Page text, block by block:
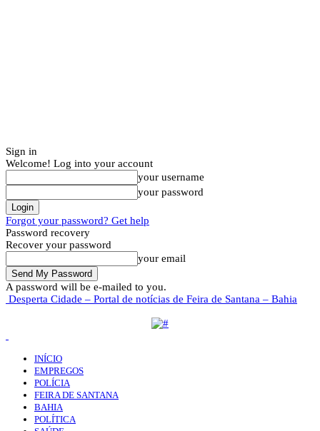
Sign in
Welcome! Log into your account
your username
your password
Forgot your password? Get help
Password recovery
Recover your password
your email
A password will be e-mailed to you.
Desperta Cidade – Portal de notícias de Feira de Santana – Bahia
INÍCIO
EMPREGOS
POLÍCIA
FEIRA DE SANTANA
BAHIA
POLÍTICA